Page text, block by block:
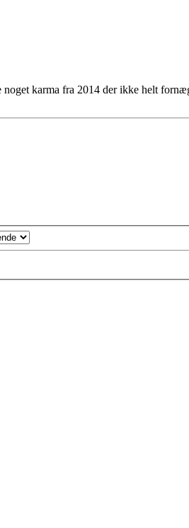
noget karma fra 2014 der ikke helt